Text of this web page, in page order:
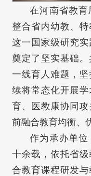
在河南省教
整合省内幼教、
这一国家级研究
奠定了坚实基础
一线育人难题，
续将常态化开展
育、医教康协同
前融合教育均衡、
作为承办单
十余载，依托省
合教育课程研发